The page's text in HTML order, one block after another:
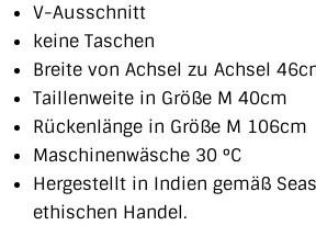
V-Ausschnitt
keine Taschen
Breite von Achsel zu Achsel
Taillenweite in Größe M 40cm
Rückenlänge in Größe M 106cm
Maschinenwäsche 30 °C
Hergestellt in Indien gemäß
ethischen Handel.